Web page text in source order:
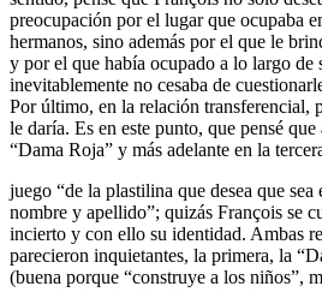
preocupación por el lugar que ocupaba
hermanos, sino además por el que le
y por el que había ocupado a lo largo de
inevitablemente no cesaba de
Por último, en la relación transferencial,
le daría. Es en este punto, que pensé
“Dama Roja” y más adelante en la
juego “de la plastilina que desea que sea
nombre y apellido”; quizás François se
incierto y con ello su identidad. Ambas
parecieron inquietantes, la primera, la
(buena porque “construye a los niños”,